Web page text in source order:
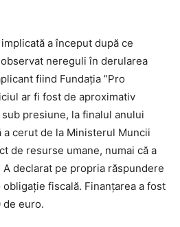
a început după ce
nereguli în derularea
fiind Fundaţia ”Pro
ar fi fost de aproximativ
presiune, la finalul anului
a cerut de la Ministerul Muncii
de resurse umane, numai că a
declarat pe propria răspundere
fiscală. Finanţarea a fost
de euro.